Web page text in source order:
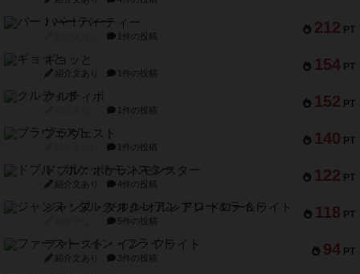
212 PT
バー！パーティー
1件の投稿
154 PT
ギョッと
紹介文あり 1件の投稿
152 PT
クルティボ
1件の投稿
140 PT
ブラヴェスト
1件の投稿
122 PT
ドブル：ポケットモンスター
紹介文あり 4件の投稿
118 PT
ジャンヌ・ダルク-オルレアン ドロー＆ライト
5件の投稿
94 PT
ファースト・イン・フライト
紹介文あり 3件の投稿